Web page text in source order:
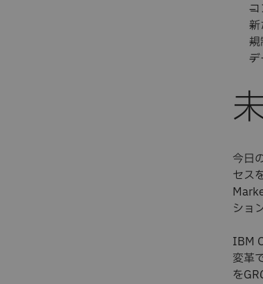
新
今日
セス
ショ
IBM
変革
を